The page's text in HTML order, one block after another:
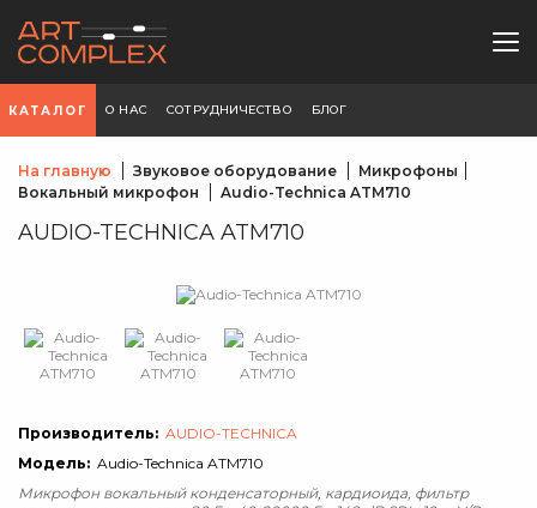
КАТАЛОГ О НАС СОТРУДНИЧЕСТВО БЛОГ
На главную Звуковое оборудование
Микрофоны
Вокальный микрофон
Audio-Technica ATM710
AUDIO-TECHNICA ATM710
Производитель: AUDIO-TECHNICA
Модель: Audio-Technica ATM710
Микрофон вокальный конденсаторный, кардиоида, фильтр